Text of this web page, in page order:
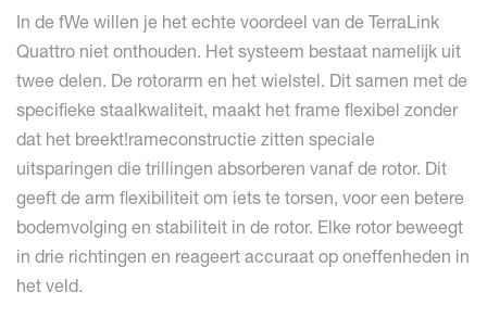
In de fWe willen je het echte voordeel van de TerraLink
Quattro niet onthouden. Het systeem bestaat namelijk uit
twee delen. De rotorarm en het wielstel. Dit samen met de
specifieke staalkwaliteit, maakt het frame flexibel zonder
dat het breekt!rameconstructie zitten speciale
uitsparingen die trillingen absorberen vanaf de rotor. Dit
geeft de arm flexibiliteit om iets te torsen, voor een betere
bodemvolging en stabiliteit in de rotor. Elke rotor beweegt
in drie richtingen en reageert accuraat op oneffenheden in
het veld.